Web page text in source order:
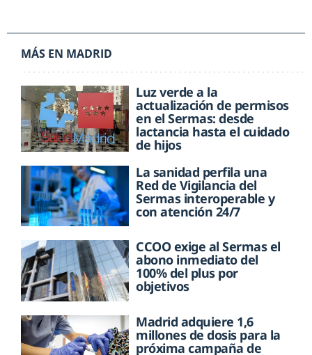
MÁS EN MADRID
Luz verde a la
actualización de permisos
en el Sermas: desde
lactancia hasta el cuidado
de hijos
La sanidad perfila una
Red de Vigilancia del
Sermas interoperable y
con atención 24/7
CCOO exige al Sermas el
abono inmediato del
100% del plus por
objetivos
Madrid adquiere 1,6
millones de dosis para la
próxima campaña de